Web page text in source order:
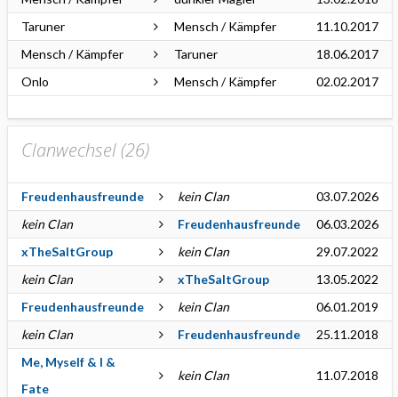
Taruner
Mensch / Kämpfer
11.10.2017
Mensch / Kämpfer
Taruner
18.06.2017
Onlo
Mensch / Kämpfer 02.02.2017
Clanwechsel (26)
Freudenhausfreunde kein Clan
03.07.2026
kein Clan
Freudenhausfreunde
06.03.2026
xTheSaltGroup
kein Clan
29.07.2022
kein Clan
xTheSaltGroup
13.05.2022
Freudenhausfreunde
kein Clan
06.01.2019
kein Clan
Freudenhausfreunde
25.11.2018
Me, Myself & I &
Fate
kein Clan 11.07.2018